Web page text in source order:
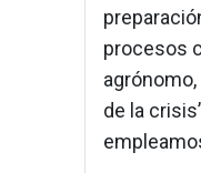
procesos
de la